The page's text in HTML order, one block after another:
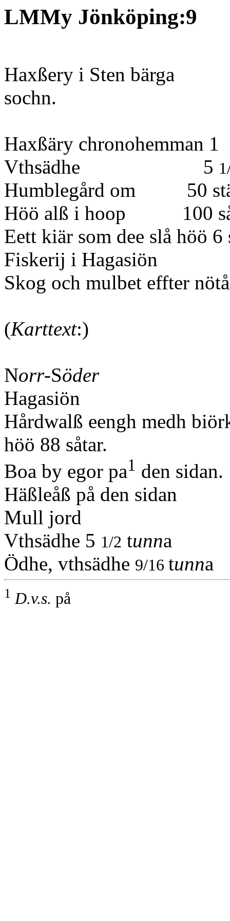
LMMy Jönköping:9
Haxßery i Sten bärga
sochn.
Haxßäry chronohemman 1
Vthsädhe 5
Humblegård om 50
Höö alß i hoop 100
Eett kiär som dee slå höö 6
Fiskerij i Hagasiön
Skog och mulbet effter
(Karttext:)
Norr-Söder
Hagasiön
Hårdwalß eengh medh
höö 88 såtar.
Boa by egor pa1 den sidan.
Häßleåß på den sidan
Mull jord
Vthsädhe 5 1/2 tunna
Ödhe, vthsädhe 9/16 tunna
1 D.v.s. på